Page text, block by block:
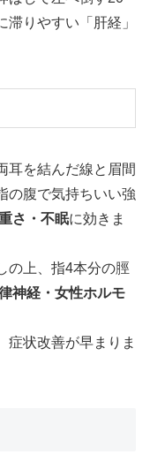
りやすい「肝経」
耳を結んだ線と眉間
の腹で気持ちいい強
さ・不眠に効きま
の上、指4本分の脛
神経・女性ホルモ
症状改善が早まりま